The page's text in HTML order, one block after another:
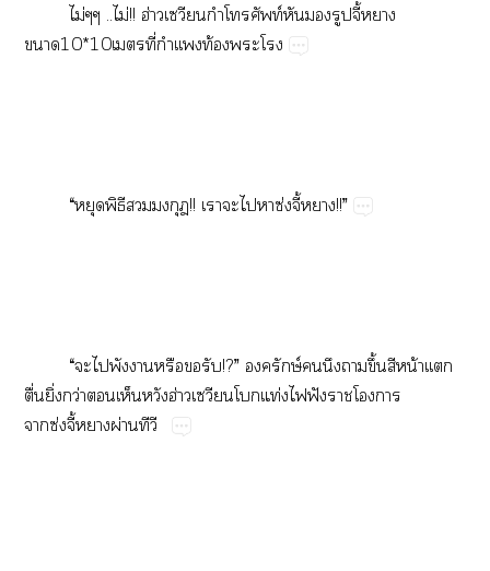
ไม่​..ไม่!!​ฮ่​​ท์​​​​ี้​
10*10​ี่​ท้​​
“​​ิ​!!​​​​ซ่ี้!!”
“​​​​​​​!?”​ษ์​​​​ึ้​​น้​
ื่​ิ่​ว่​​​ฮ่​​ท่​​ฟั​​​
ซ่ี้​ผ่​​